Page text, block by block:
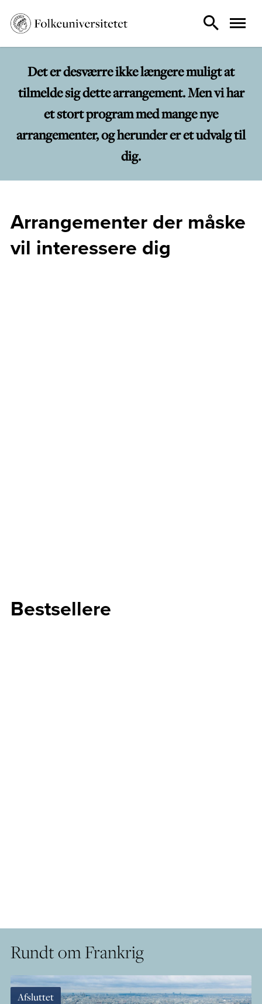
Det er desværre ikke længere muligt at
tilmelde sig dette arrangement. Men vi har
et stort program med mange nye
arrangementer, og herunder er et udvalg til
dig.
Arrangementer der måske
vil interessere dig
Bestsellere
Rundt om Frankrig
Afsluttet